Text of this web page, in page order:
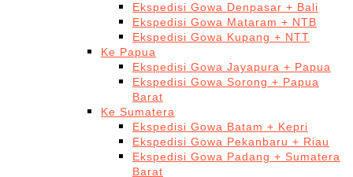
Ekspedisi Gowa Denpasar + Bali
Ekspedisi Gowa Mataram + NTB
Ekspedisi Gowa Kupang + NTT
Ke Papua
Ekspedisi Gowa Jayapura + Papua
Ekspedisi Gowa Sorong + Papua
Barat
Ke Sumatera
Ekspedisi Gowa Batam + Kepri
Ekspedisi Gowa Pekanbaru + Riau
Ekspedisi Gowa Padang + Sumatera
Barat